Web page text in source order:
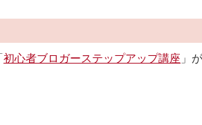
初心者ブロガーステップアップ講座 」